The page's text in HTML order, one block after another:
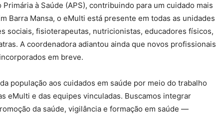
à Saúde (APS), contribuindo para um cuidado mais
Barra Mansa, o eMulti está presente em todas as unidades
sociais, fisioterapeutas, nutricionistas, educadores físicos,
A coordenadora adiantou ainda que novos profissionais
em breve.
população aos cuidados em saúde por meio do trabalho
eMulti e das equipes vinculadas. Buscamos integrar
da saúde, vigilância e formação em saúde —